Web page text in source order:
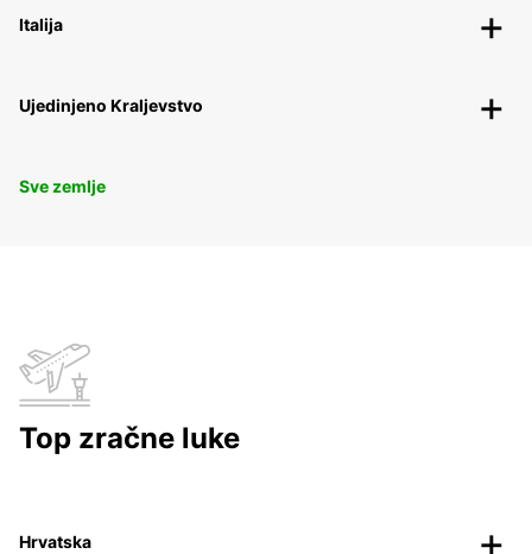
Italija
Ujedinjeno Kraljevstvo
Sve zemlje
Top zračne luke
Hrvatska